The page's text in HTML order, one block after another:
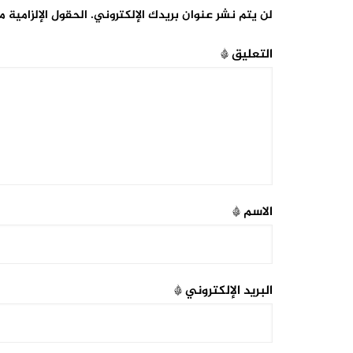
لن يتم نشر عنوان بريدك الإلكتروني. الحقول الإلزامية
التعليق*
الاسم*
البريد الإلكتروني*